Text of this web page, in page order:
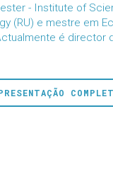
- Institute of
(RU) e mestre em
é director